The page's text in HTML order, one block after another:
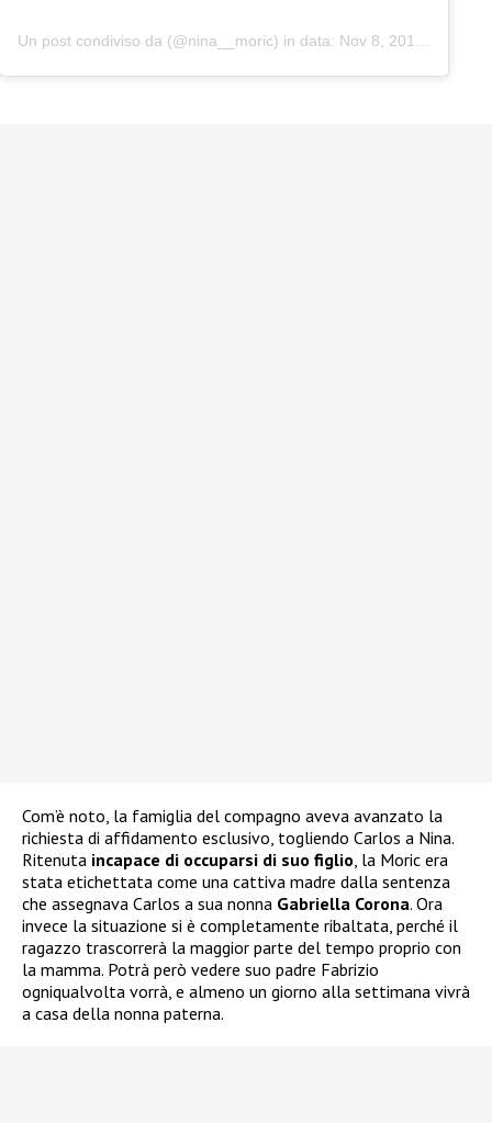
Un post condiviso da (@nina__moric) in data: Nov 8, 2018 at 11:10 PST
Com’è noto, la famiglia del compagno aveva avanzato la
richiesta di affidamento esclusivo, togliendo Carlos a Nina.
Ritenuta incapace di occuparsi di suo figlio , la Moric era
stata etichettata come una cattiva madre dalla sentenza
che assegnava Carlos a sua nonna Gabriella Corona. Ora
invece la situazione si è completamente ribaltata, perché il
ragazzo trascorrerà la maggior parte del tempo proprio con
la mamma. Potrà però vedere suo padre Fabrizio
ogniqualvolta vorrà, e almeno un giorno alla settimana vivrà
a casa della nonna paterna.